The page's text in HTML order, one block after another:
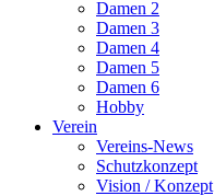
Damen 2
Damen 3
Damen 4
Damen 5
Damen 6
Hobby
Verein
Vereins-News
Schutzkonzept
Vision / Konzept